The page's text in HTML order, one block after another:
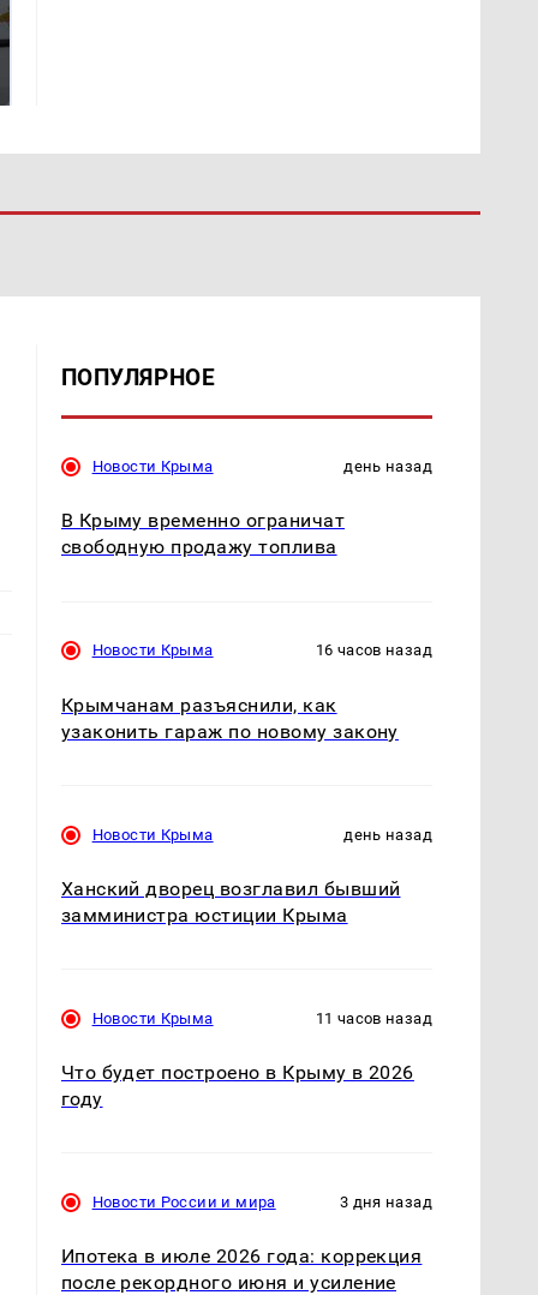
ПОПУЛЯРНОЕ
Новости Крыма день назад
В Крыму временно ограничат
свободную продажу топлива
Новости Крыма 16 часов назад
Крымчанам разъяснили, как
узаконить гараж по новому закону
Новости Крыма день назад
Ханский дворец возглавил бывший
замминистра юстиции Крыма
Новости Крыма 11 часов назад
Что будет построено в Крыму в 2026
году
Новости России и мира 3 дня назад
Ипотека в июле 2026 года: коррекция
после рекордного июня и усиление